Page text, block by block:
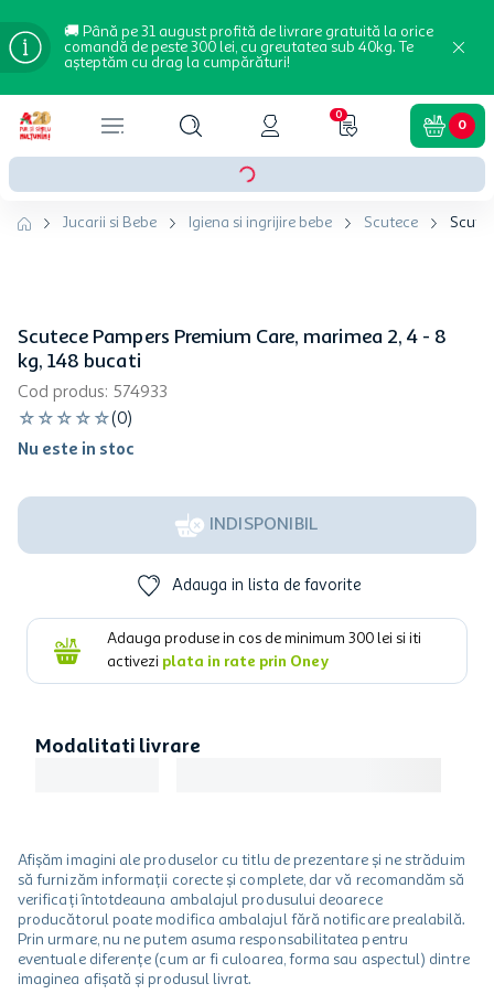
🚚 Până pe 31 august profită de livrare gratuită la orice
comandă de peste 300 lei, cu greutatea sub 40kg. Te
așteptăm cu drag la cumpărături!
0
0
Jucarii si Bebe Igiena si ingrijire bebe Scutece
Scutece Pampers Premium Care, marimea 2, 4 - 8
kg, 148 bucati
Cod produs: 574933
☆ ☆ ☆ ☆ ☆(0)
Nu este in stoc
INDISPONIBIL
Adauga in lista de favorite
Adauga produse in cos de minimum 300 lei si iti
activezi plata in rate prin Oney
Modalitati livrare
Afișăm imagini ale produselor cu titlu de prezentare și ne străduim
să furnizăm informații corecte și complete, dar vă recomandăm să
verificați întotdeauna ambalajul produsului deoarece
producătorul poate modifica ambalajul fără notificare prealabilă.
Prin urmare, nu ne putem asuma responsabilitatea pentru
eventuale diferențe (cum ar fi culoarea, forma sau aspectul) dintre
imaginea afișată și produsul livrat.